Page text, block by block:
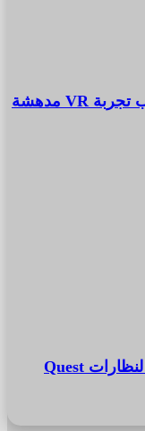
لعبة Little Planet ستكون متاحة مجانا لنظارات Quest